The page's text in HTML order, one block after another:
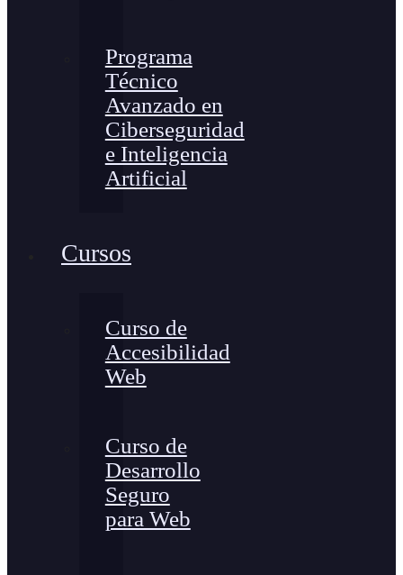
Programa
Técnico
Avanzado en
Ciberseguridad
e Inteligencia
Artificial
Cursos
Curso de
Accesibilidad
Web
Curso de
Desarrollo
Seguro
para Web